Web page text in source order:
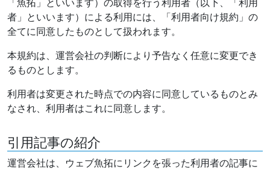
「魚拓」といいます）の取得を行う利用者（以下、「利用
者」といいます）による利用には、「利用者向け規約」の
全てに同意したものとして扱われます。
本規約は、運営会社の判断により予告なく任意に変更でき
るものとします。
利用者は変更された時点での内容に同意しているものとみ
なされ、利用者はこれに同意します。
引用記事の紹介
運営会社は、ウェブ魚拓にリンクを張った利用者の記事に